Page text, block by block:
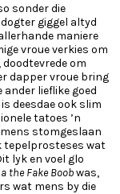
sonder die
giggel altyd
maniere
vroue verkies om
om
dapper vroue bring
lieflike goed
deesdae ook slim
tatoes ’n
stomgeslaan
tepelprosteses wat
lyk en voel glo
the Fake Boobwas,
wat mens by die